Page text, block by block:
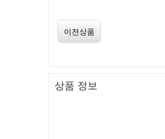
이전상품
상품 정보